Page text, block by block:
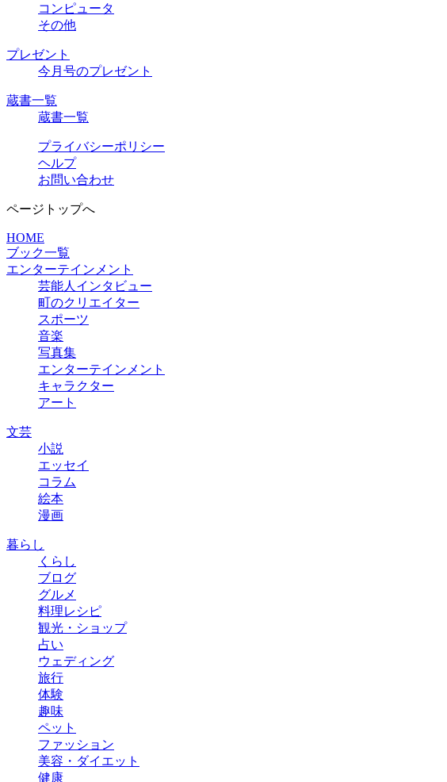
コンピュータ
その他
プレゼント
今月号のプレゼント
蔵書一覧
蔵書一覧
プライバシーポリシー
ヘルプ
お問い合わせ
ページトップへ
HOME
ブック一覧
エンターテインメント
芸能人インタビュー
町のクリエイター
スポーツ
音楽
写真集
エンターテインメント
キャラクター
アート
文芸
小説
エッセイ
コラム
絵本
漫画
暮らし
くらし
ブログ
グルメ
料理レシピ
観光・ショップ
占い
ウェディング
旅行
体験
趣味
ペット
ファッション
美容・ダイエット
健康